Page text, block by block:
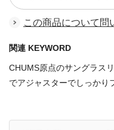
この商品について問
関連 KEYWORD
CHUMS原点のサングラス
でアジャスターでしっかり